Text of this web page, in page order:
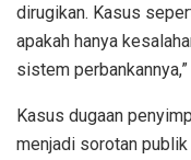
dirugikan. Kasus
apakah hanya
sistem perbankannya,”
Kasus dugaan
menjadi sorotan